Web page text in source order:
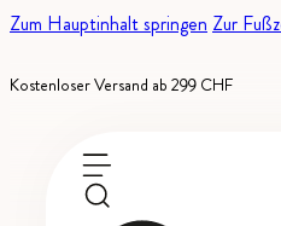
Zum Hauptinhalt springen Zur
Kostenloser Versand ab 299 CHF